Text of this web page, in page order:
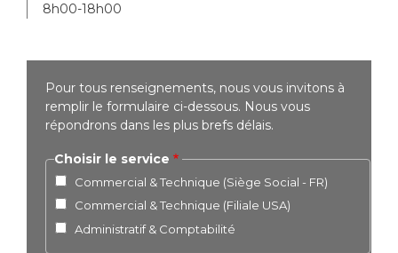
8h00-18h00
Pour tous renseignements, nous vous invitons à
remplir le formulaire ci-dessous. Nous vous
répondrons dans les plus brefs délais.
Choisir le service
Commercial & Technique (Siège Social - FR)
Commercial & Technique (Filiale USA)
Administratif & Comptabilité